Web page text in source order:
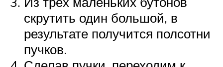
скрутить один большой, в
результате получится полсотни
пучков.